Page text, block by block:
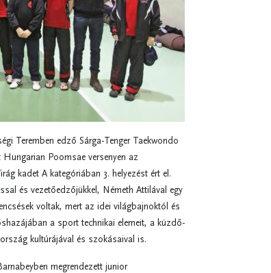
Teremben edző Sárga-Tenger Taekwondo
Poomsae versenyen az
kadet A kategóriában 3. helyezést ért el.
és vezetőedzőjükkel, Németh Attilával egy
voltak, mert az idei világbajnoktól és
a sport technikai elemeit, a küzdő-
kultúrájával és szokásaival is.
megrendezett junior